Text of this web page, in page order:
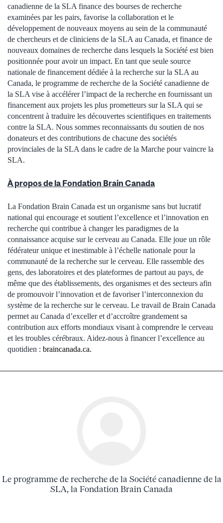
canadienne de la SLA finance des bourses de recherche
examinées par les pairs, favorise la collaboration et le
développement de nouveaux moyens au sein de la communauté
de chercheurs et de cliniciens de la SLA au Canada, et finance de
nouveaux domaines de recherche dans lesquels la Société est bien
positionnée pour avoir un impact. En tant que seule source
nationale de financement dédiée à la recherche sur la SLA au
Canada, le programme de recherche de la Société canadienne de
la SLA vise à accélérer l’impact de la recherche en fournissant un
financement aux projets les plus prometteurs sur la SLA qui se
concentrent à traduire les découvertes scientifiques en traitements
contre la SLA. Nous sommes reconnaissants du soutien de nos
donateurs et des contributions de chacune des sociétés
provinciales de la SLA dans le cadre de la Marche pour vaincre la
SLA.
À propos de la Fondation Brain Canada
La Fondation Brain Canada est un organisme sans but lucratif
national qui encourage et soutient l’excellence et l’innovation en
recherche qui contribue à changer les paradigmes de la
connaissance acquise sur le cerveau au Canada. Elle joue un rôle
fédérateur unique et inestimable à l’échelle nationale pour la
communauté de la recherche sur le cerveau. Elle rassemble des
gens, des laboratoires et des plateformes de partout au pays, de
même que des établissements, des organismes et des secteurs afin
de promouvoir l’innovation et de favoriser l’interconnexion du
système de la recherche sur le cerveau. Le travail de Brain Canada
permet au Canada d’exceller et d’accroître grandement sa
contribution aux efforts mondiaux visant à comprendre le cerveau
et les troubles cérébraux. Aidez-nous à financer l’excellence au
quotidien : braincanada.ca.
Le programme de recherche de la Société canadienne de la
SLA, la Fondation Brain Canada